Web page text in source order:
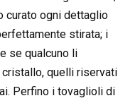
curato ogni dettaglio
stirata; i
se qualcuno li
quelli riservati
Perfino i tovaglioli di